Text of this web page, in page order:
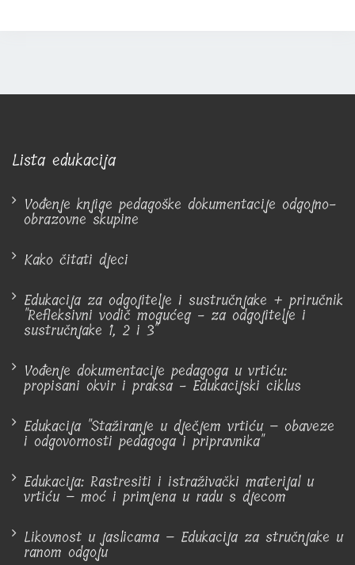
Lista edukacija
Vođenje knjige pedagoške dokumentacije odgojno-
obrazovne skupine
Kako čitati djeci
Edukacija za odgojitelje i sustručnjake + priručnik
"Refleksivni vodič mogućeg - za odgojitelje i
sustručnjake 1, 2 i 3"
Vođenje dokumentacije pedagoga u vrtiću:
propisani okvir i praksa - Edukacijski ciklus
Edukacija "Stažiranje u dječjem vrtiću – obaveze
i odgovornosti pedagoga i pripravnika"
Edukacija: Rastresiti i istraživački materijal u
vrtiću – moć i primjena u radu s djecom
Likovnost u jaslicama – Edukacija za stručnjake u
ranom odgoju